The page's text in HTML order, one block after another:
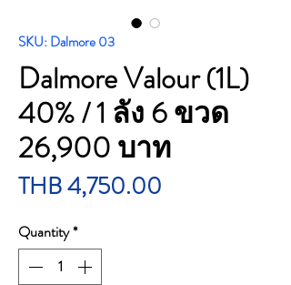
SKU: Dalmore 03
Dalmore Valour (1L)
40% / 1 ลัง 6 ขวด
26,900 บาท
THB 4,750.00
Quantity*